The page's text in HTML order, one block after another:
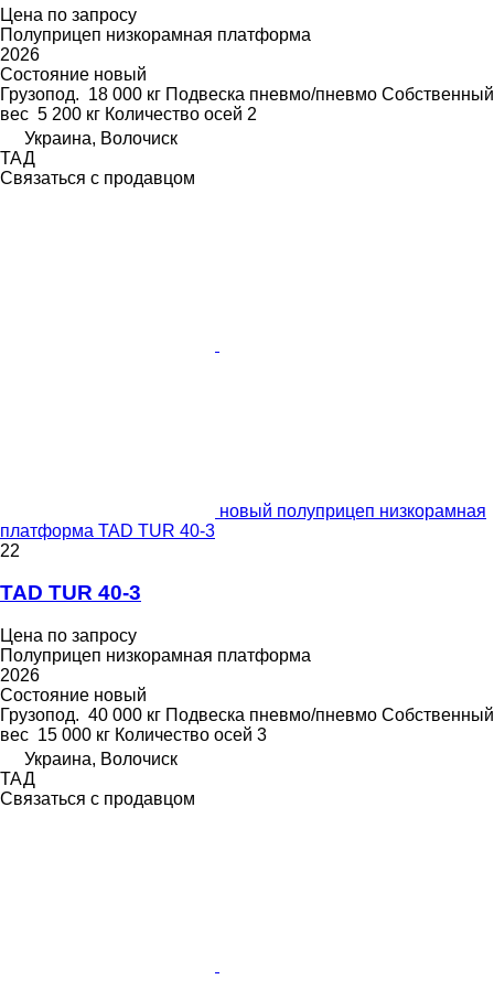
Цена по запросу
Полуприцеп низкорамная платформа
2026
Состояние новый
Грузопод. 18 000 кг Подвеска пневмо/пневмо Собственный
вес 5 200 кг Количество осей 2
Украина, Волочиск
ТАД
Связаться с продавцом
новый полуприцеп низкорамная
платформа TAD TUR 40-3
22
TAD TUR 40-3
Цена по запросу
Полуприцеп низкорамная платформа
2026
Состояние новый
Грузопод. 40 000 кг Подвеска пневмо/пневмо Собственный
вес 15 000 кг Количество осей 3
Украина, Волочиск
ТАД
Связаться с продавцом